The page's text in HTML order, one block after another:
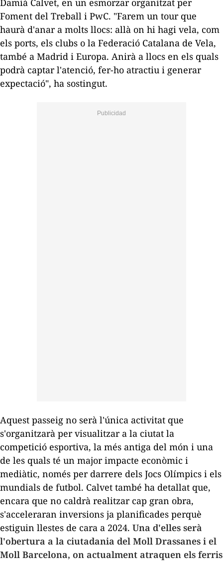
Foment del Treball i PwC. "Farem un tourque
haurà d'anar a molts llocs: allà on hi hagi vela, com
els ports, els clubs o la Federació Catalana de Vela,
també a Madrid i Europa. Anirà a llocs en els quals
podrà captar l'atenció, fer-ho atractiu i generar
expectació", ha sostingut.
Aquest passeig no serà l'única activitat que
s'organitzarà per visualitzar a la ciutat la
competició esportiva, la més antiga del món i una
de les quals té un major impacte econòmic i
mediàtic, només per darrere dels Jocs Olímpics i els
mundials de futbol. Calvet també ha detallat que,
encara que no caldrà realitzar cap gran obra,
s'acceleraran inversions ja planificades perquè
estiguin llestes de cara a 2024. Una d'elles serà
l'obertura a la ciutadania del Moll Drassanes i el
Moll Barcelona, on actualment atraquen els ferris